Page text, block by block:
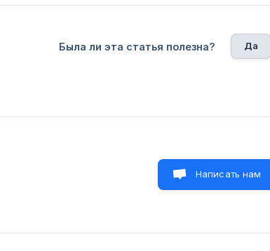
Была ли эта статья полезна? Да
Написать нам